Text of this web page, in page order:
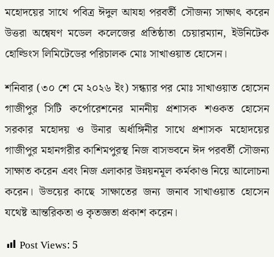
মহোদয়ের সাথে পবিত্র ঈদুল আযহা পরবর্তী সৌজন্য সাক্ষাৎ করেন
উত্তরা অন্বেষণ মডেল কলেজের প্রতিষ্ঠাতা চেয়ারম্যান, ইউনিটেক
হোল্ডিংস লিমিটেডের পরিচালক মোঃ সাখাওয়াত হোসেন।
শনিবার (৩০ শে মে ২০২৬ ইং) সন্ধ্যার পর মোঃ সাখাওয়াত হোসেন
গাজীপুর সিটি কর্পোরেশনের মাননীয় প্রশাসক শওকত হোসেন
সরকার মহোদয় ও উনার অর্ধাঙ্গিনীর সাথে প্রশাসক মহোদয়ের
গাজীপুর মহানগরীর কাশিমপুরস্থ নিজ বাসভবনে ঈদ পরবর্তী সৌজন্য
সাক্ষাত করেন এবং নিজ এলাকার উন্নয়নমূল কর্মকাণ্ড নিয়ে আলোচনা
করেন। উভয়ের কাছে সাক্ষাতের জন্য জনাব সাখাওয়াত হোসেন
যথেষ্ট আন্তরিকতা ও কৃতজ্ঞতা প্রকাশ করেন।
Post Views: 5